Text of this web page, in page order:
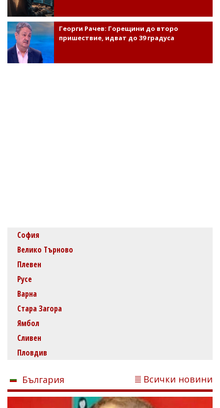
Георги Рачев: Горещини до второ
пришествие, идват до 39 градуса
София
Велико Търново
Плевен
Русе
Варна
Стара Загора
Ямбол
Сливен
Пловдив
България Всички новини